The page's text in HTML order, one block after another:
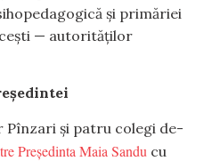
și primăriei
— autorităților
Pînzari și patru colegi de-
Președinta Maia Sandu cu